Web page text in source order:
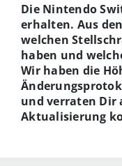
Die Nintendo
erhalten. Aus
welchen
haben und
Wir haben die
und verraten Dir
Aktualisierung